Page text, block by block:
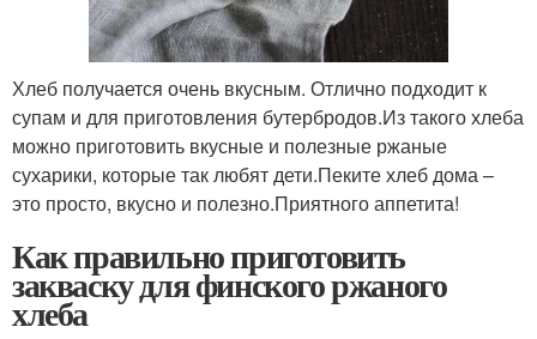
Хлеб получается очень вкусным. Отлично подходит к
супам и для приготовления бутербродов.Из такого хлеба
можно приготовить вкусные и полезные ржаные
сухарики, которые так любят дети.Пеките хлеб дома –
это просто, вкусно и полезно.Приятного аппетита!
Как правильно приготовить
закваску для финского ржаного
хлеба